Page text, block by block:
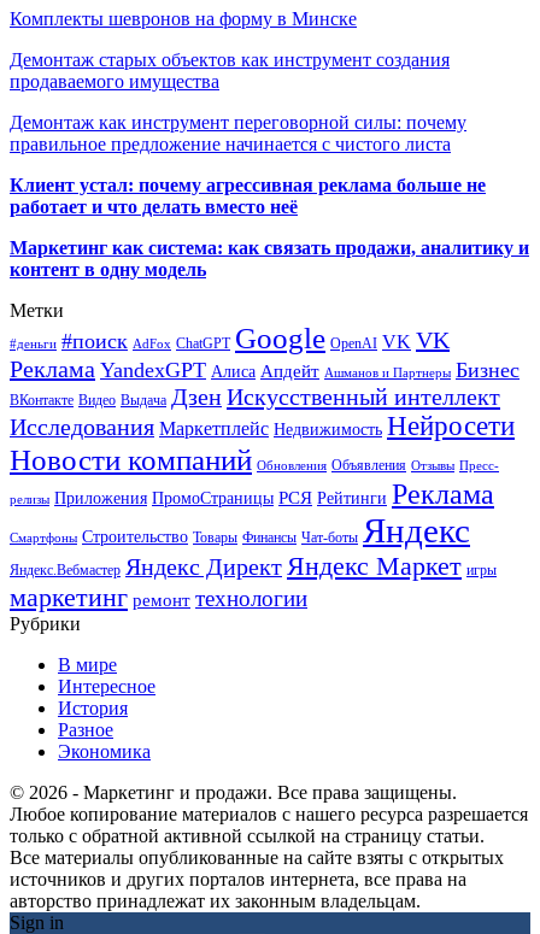
Комплекты шевронов на форму в Минске
Демонтаж старых объектов как инструмент создания
продаваемого имущества
Демонтаж как инструмент переговорной силы: почему
правильное предложение начинается с чистого листа
Клиент устал: почему агрессивная реклама больше не
работает и что делать вместо неё
Маркетинг как система: как связать продажи, аналитику и
контент в одну модель
Метки
#деньги #поиск AdFox ChatGPT Google OpenAI VK VK
Реклама YandexGPT Алиса Апдейт Ашманов и Партнеры Бизнес
ВКонтакте Видео Выдача ДзенИскусственный интеллект
Исследования Маркетплейс Недвижимость Нейросети
Новости компаний Обновления Объявления Отзывы Пресс-
релизы Приложения ПромоСтраницы РСЯ Рейтинги Реклама
Смартфоны Строительство Товары Финансы Чат-боты Яндекс
Яндекс.Вебмастер Яндекс Директ Яндекс Маркет игры
маркетинг ремонт технологии
Рубрики
В мире
Интересное
История
Разное
Экономика
© 2026 - Маркетинг и продажи. Все права защищены.
Любое копирование материалов с нашего ресурса разрешается
только с обратной активной ссылкой на страницу статьи.
Все материалы опубликованные на сайте взяты с открытых
источников и других порталов интернета, все права на
авторство принадлежат их законным владельцам.
Sign in